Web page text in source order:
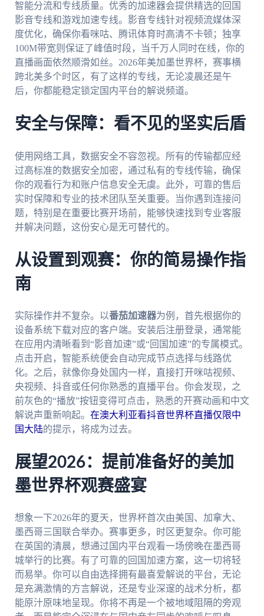
智能分流和专线质量。优秀的加速器会提供精选的回国
影音专线和游戏加速专线。影音专线针对视频流媒体深
度优化，确保你看咪咕、腾讯体育时高清不卡顿；独享
100M带宽则保证了峰值时段，当千万人同时在线，你的
直播画面依然顺滑如丝。2026年美加墨世界杯，赛事横
跨北美多个时区，有了这样的专线，无论凌晨还是午
后，你都能稳定锁定国内平台的解说频道。
安全与保障：看不见的坚实后盾
使用网络工具，数据安全不容忽视。所有的传输都应经
过高标准的数据安全加密，通过私有的专线传输，确保
你的观看行为和账户信息安全无虞。此外，可靠的售后
实时保障和专业的技术团队至关重要。当你遇到连接问
题，特别是在重要比赛开场前，能够快速找到专业客服
并解决问题，这份安心是无可替代的。
从设置到观赛：你的简易操作指
南
实际操作并不复杂。以番茄加速器为例，首先根据你的
设备系统下载对应的客户端。安装后注册登录，通常能
在应用内清晰看到“影音加速”或“回国加速”的专属模式。
点击开启，智能系统便会自动完成节点选择与线路优
化。之后，就像你身处国内一样，直接打开咪咕视频、
央视频、抖音或任何你熟悉的直播平台。你会发现，之
前灰色的“播放”按钮变得可点击，熟悉的开赛动画和中文
解说声重新响起。 在澳大利亚看抖音世界杯直播仅限中
国大陆的提示，将成为过去。
展望2026：提前准备好的美加
墨世界杯观赛盛宴
想象一下2026年的夏天，世界杯首次由美国、加拿大、
墨西哥三国联合举办。赛事更多，时区更复杂。你可能
在英国的清晨，想通过国内平台观看一场傍晚在墨西哥
城举行的比赛。有了可靠的回国加速方案，这一切将轻
而易举。你可以自由选择拥有最喜爱解说的平台，无论
是充满激情的方言解说，还是专业深邃的战术分析，都
能原汁原味地呈现。你将不再是一个被地域阻隔的旁观